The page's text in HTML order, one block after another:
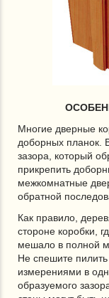
Многие дверные
доборных планок.
зазора, который
прикрепить
межкомнатные
обратной
Как правило,
стороне коробки,
мешало в полной
Не спешите
измерениями в
образуемого